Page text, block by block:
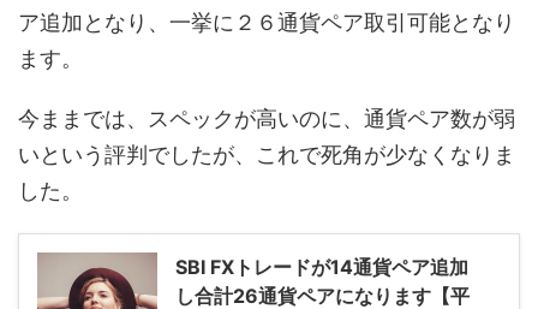
ア追加となり、一挙に２６通貨ペア取引可能となり
ます。
今ままでは、スペックが高いのに、通貨ペア数が弱
いという評判でしたが、これで死角が少なくなりま
した。
SBI FXトレードが14通貨ペア追加
し合計26通貨ペアになります【平